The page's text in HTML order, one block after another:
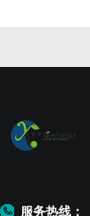
服务热线：